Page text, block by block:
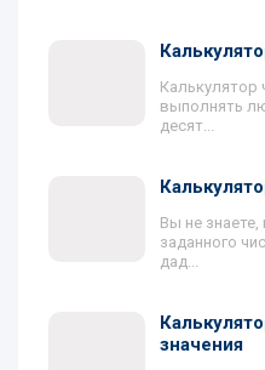
Калькулятор
выполнять
десят...
Вы не
заданного
дад...
значения